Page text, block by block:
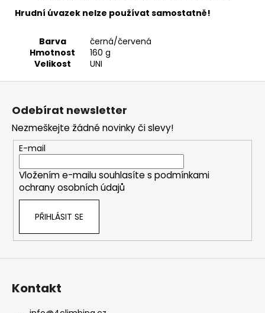
Hrudní úvazek nelze používat samostatně!
Barva
černá/červená
Hmotnost
160 g
Velikost
UNI
Z
Odebírat newsletter
Nezmeškejte žádné novinky či slevy!
E-mail
Vložením e-mailu souhlasíte s podmínkami
ochrany osobních údajů
PŘIHLÁSIT SE
Kontakt